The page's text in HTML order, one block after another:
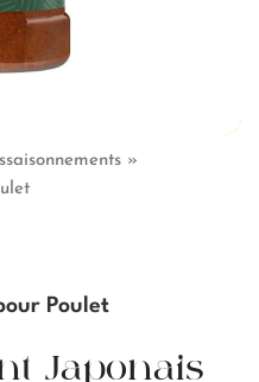
»
Poulet
Japonais